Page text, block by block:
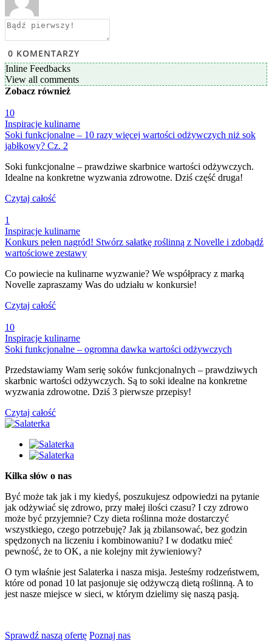
0 KOMENTARZY
Inline Feedbacks
View all comments
Zobacz również
10
Inspiracje kulinarne
Soki funkcjonalne – 10 razy więcej wartości odżywczych niż sok
jabłkowy? Cz. 2
Soki funkcjonalne – prawdziwe skarbnice wartości odżywczych.
Idealne na konkretne wyzwania zdrowotne. Dziś część druga!
Czytaj całość
1
Inspiracje kulinarne
Konkurs pełen nagród! Stwórz sałatkę roślinną z Novelle i zdobądź
wartościowe zestawy
Co powiecie na kulinarne wyzwanie? We współpracy z marką
Novelle zapraszamy Was do udziału w konkursie!
Czytaj całość
10
Inspiracje kulinarne
Soki funkcjonalne – ogromna dawka wartości odżywczych
Przedstawiamy Wam serię soków funkcjonalnych – prawdziwych
skarbnic wartości odżywczych. Są to soki idealne na konkretne
wyzwania zdrowotne. Dziś 3 pierwsze przepisy!
Czytaj całość
Kilka słów o nas
Być może tak jak i my kiedyś, poszukujesz odpowiedzi na pytanie
jak odżywiać się zdrowo, przy małej ilości czasu? I czy zdrowo
może być przyjemnie? Czy dieta roślinna może dostarczyć
wszystkiego, czego potrzebuję? Jak ją zbilansować, bez godzin
spędzonych na liczeniu i kombinowaniu? I w dodatku mieć
pewność, że to OK, a nie kolejny mit żywieniowy?
O tym właśnie jest Salaterka i nasza misja. Jesteśmy rodzeństwem,
które od ponad 10 lat pasjonuje się odżywczą dietą roślinną. A to
jest nasze miejsce w sieci, w którym dzielimy się naszą pasją.
Sprawdź naszą ofertę Poznaj nas